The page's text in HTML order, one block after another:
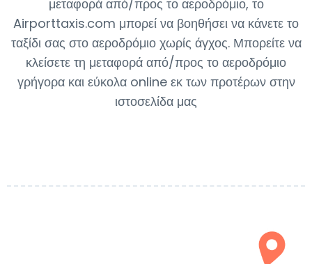
μεταφορά από/προς το αεροδρόμιο, το
Airporttaxis.com μπορεί να βοηθήσει να κάνετε το
ταξίδι σας στο αεροδρόμιο χωρίς άγχος. Μπορείτε να
κλείσετε τη μεταφορά από/προς το αεροδρόμιο
γρήγορα και εύκολα online εκ των προτέρων στην
ιστοσελίδα μας